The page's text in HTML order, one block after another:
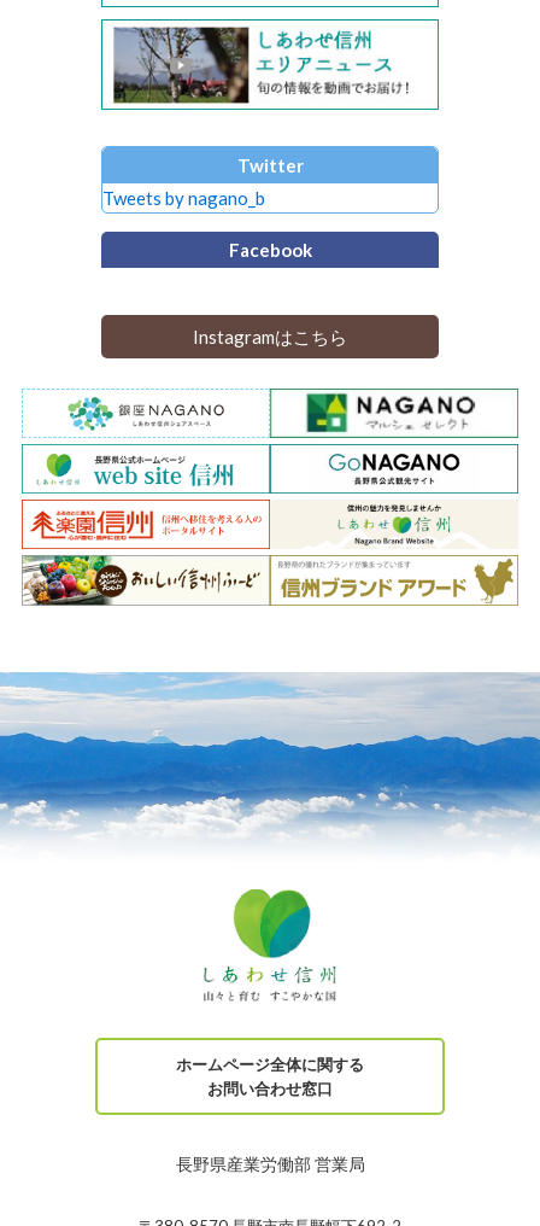
Twitter
Tweets by nagano_b
Facebook
Instagramはこちら
ホームページ全体に関する
お問い合わせ窓口
長野県産業労働部 営業局